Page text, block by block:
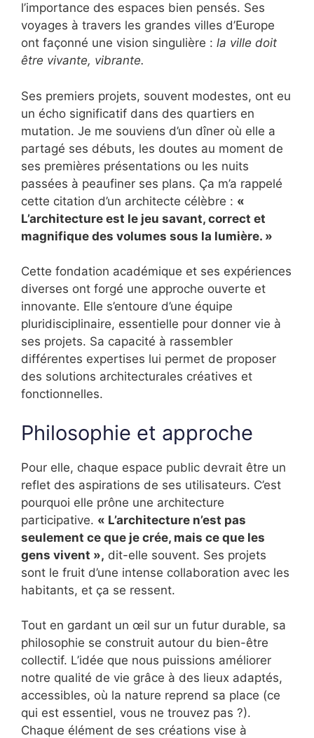
l’importance des espaces bien pensés. Ses
voyages à travers les grandes villes d’Europe
ont façonné une vision singulière : la ville doit
être vivante, vibrante.
Ses premiers projets, souvent modestes, ont eu
un écho significatif dans des quartiers en
mutation. Je me souviens d’un dîner où elle a
partagé ses débuts, les doutes au moment de
ses premières présentations ou les nuits
passées à peaufiner ses plans. Ça m’a rappelé
cette citation d’un architecte célèbre : «
L’architecture est le jeu savant, correct et
magnifique des volumes sous la lumière. »
Cette fondation académique et ses expériences
diverses ont forgé une approche ouverte et
innovante. Elle s’entoure d’une équipe
pluridisciplinaire, essentielle pour donner vie à
ses projets. Sa capacité à rassembler
différentes expertises lui permet de proposer
des solutions architecturales créatives et
fonctionnelles.
Philosophie et approche
Pour elle, chaque espace public devrait être un
reflet des aspirations de ses utilisateurs. C’est
pourquoi elle prône une architecture
participative. « L’architecture n’est pas
seulement ce que je crée, mais ce que les
gens vivent », dit-elle souvent. Ses projets
sont le fruit d’une intense collaboration avec les
habitants, et ça se ressent.
Tout en gardant un œil sur un futur durable, sa
philosophie se construit autour du bien-être
collectif. L’idée que nous puissions améliorer
notre qualité de vie grâce à des lieux adaptés,
accessibles, où la nature reprend sa place (ce
qui est essentiel, vous ne trouvez pas ?).
Chaque élément de ses créations vise à